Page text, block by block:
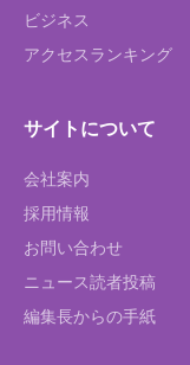
ビジネス
アクセスランキング
サイトについて
会社案内
採用情報
お問い合わせ
ニュース読者投稿
編集長からの手紙